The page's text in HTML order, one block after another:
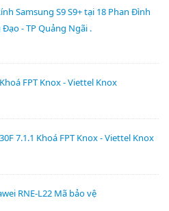
Samsung S9 S9+ tại 18 Phan Đình
- TP Quảng Ngãi .
FPT Knox - Viettel Knox
7.1.1 Khoá FPT Knox - Viettel Knox
RNE-L22 Mã bảo vệ